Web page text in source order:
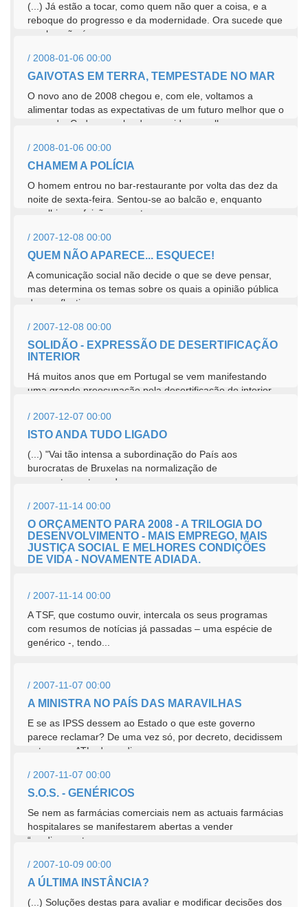
(...) Já estão a tocar, como quem não quer a coisa, e a
reboque do progresso e da modernidade. Ora sucede que
a culpa não é...
/ 2008-01-06 00:00
GAIVOTAS EM TERRA, TEMPESTADE NO MAR
O novo ano de 2008 chegou e, com ele, voltamos a
alimentar todas as expectativas de um futuro melhor que o
passado. Cada um sabe da sua vida e, melhor que...
/ 2008-01-06 00:00
CHAMEM A POLÍCIA
O homem entrou no bar-restaurante por volta das dez da
noite de sexta-feira. Sentou-se ao balcão e, enquanto
escolhia a refeição por entre...
/ 2007-12-08 00:00
QUEM NÃO APARECE... ESQUECE!
A comunicação social não decide o que se deve pensar,
mas determina os temas sobre os quais a opinião pública
deve reflectir....
/ 2007-12-08 00:00
SOLIDÃO - EXPRESSÃO DE DESERTIFICAÇÃO
INTERIOR
Há muitos anos que em Portugal se vem manifestando
uma grande preocupação pela desertificação do interior
/ 2007-12-07 00:00
ISTO ANDA TUDO LIGADO
(...) "Vai tão intensa a subordinação do País aos
burocratas de Bruxelas na normalização de
comportamentos e de...
/ 2007-11-14 00:00
O ORÇAMENTO PARA 2008 - A TRILOGIA DO
DESENVOLVIMENTO - MAIS EMPREGO, MAIS
JUSTIÇA SOCIAL E MELHORES CONDIÇÕES
DE VIDA - NOVAMENTE ADIADA.
por um governo que prometeu fazer algo de diferente e
/ 2007-11-14 00:00
A TSF, que costumo ouvir, intercala os seus programas
com resumos de notícias já passadas – uma espécie de
genérico -, tendo...
/ 2007-11-07 00:00
A MINISTRA NO PAÍS DAS MARAVILHAS
E se as IPSS dessem ao Estado o que este governo
parece reclamar? De uma vez só, por decreto, decidissem
entregar o ATL, despedissem os...
/ 2007-11-07 00:00
S.O.S. - GENÉRICOS
Se nem as farmácias comerciais nem as actuais farmácias
hospitalares se manifestarem abertas a vender
“medicamentos a preços...
/ 2007-10-09 00:00
A ÚLTIMA INSTÂNCIA?
(...) Soluções destas para avaliar e modificar decisões dos